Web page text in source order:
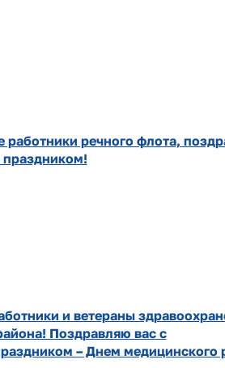
работники речного флота,
и ветераны
Поздравляю вас с
– Днем медицинского